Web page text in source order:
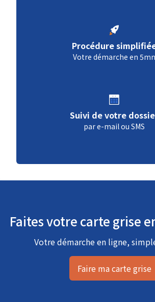
Procédure
Votre démarche en 5mn
Suivi de votre
par e-mail ou SMS
Faites votre carte grise
Votre démarche en ligne,
Faire ma carte grise